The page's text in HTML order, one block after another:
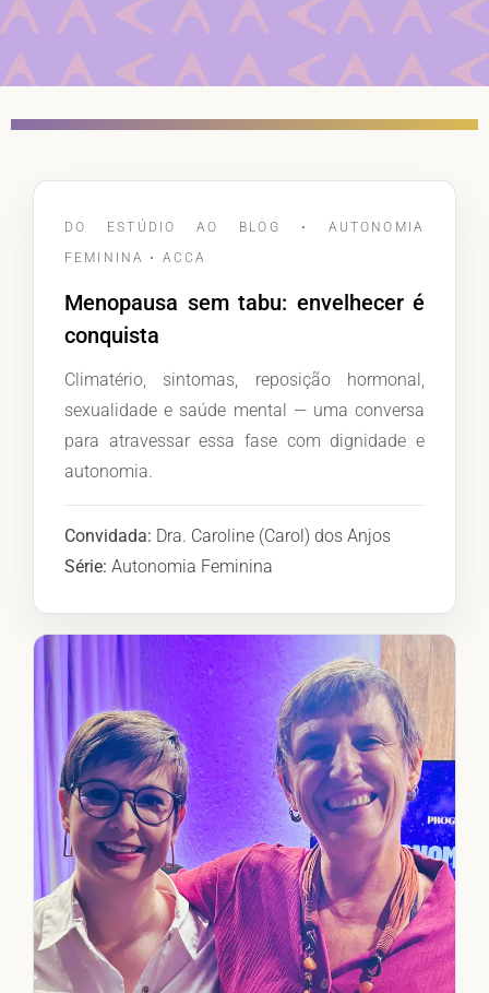
DO ESTÚDIO AO BLOG • AUTONOMIA
FEMININA • ACCA
Menopausa sem tabu: envelhecer é
conquista
Climatério, sintomas, reposição hormonal,
sexualidade e saúde mental — uma conversa
para atravessar essa fase com dignidade e
autonomia.
Convidada: Dra. Caroline (Carol) dos Anjos
Série: Autonomia Feminina